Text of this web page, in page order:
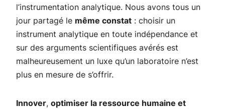
l’instrumentation analytique. Nous avons tous un
jour partagé le même constat : choisir un
instrument analytique en toute indépendance et
sur des arguments scientifiques avérés est
malheureusement un luxe qu’un laboratoire n’est
plus en mesure de s’offrir.
Innover, optimiser la ressource humaine et